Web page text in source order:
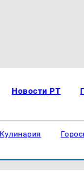
Новости РТ
Кулинария